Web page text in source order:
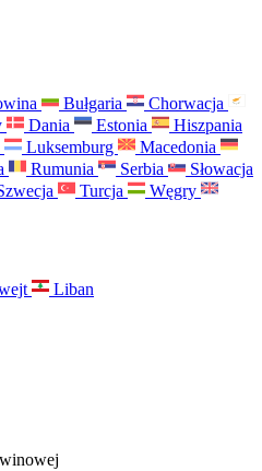
Bułgaria
Chorwacja
Dania Estonia
Hiszpania
Luksemburg
Macedonia
Rumunia Serbia
Słowacja
Turcja
Węgry
Liban